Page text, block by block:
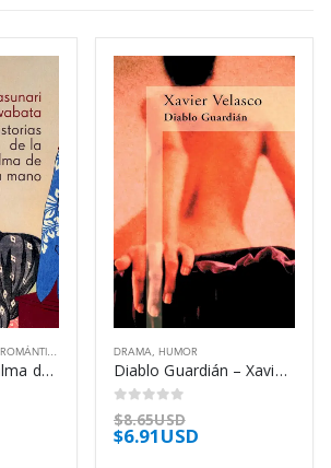
ROMÁNTICO
Historias de la palma de la mano – Yasunari Kawabata
DRAMA, HUMOR
Diablo Guardián – Xavier Velasco
0out of 5
$8.65USD
$6.91USD